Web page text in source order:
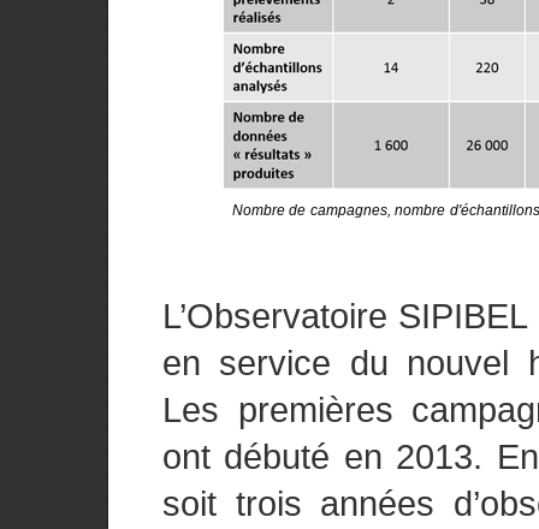
Nombre de campagnes, nombre
L’Observatoire
en service du nouvel
Les premières
ont débuté en 2013.
soit trois années